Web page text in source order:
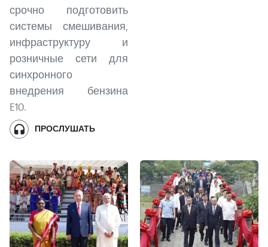
срочно подготовить
системы смешивания,
инфраструктуру и
розничные сети для
синхронного
внедрения бензина
E10.
ПРОСЛУШАТЬ